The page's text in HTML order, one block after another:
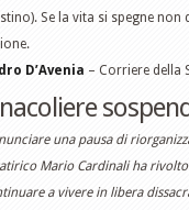
Se la vita si spegne
D’Avenia – Corriere della
una pausa di
Mario Cardinali ha
a vivere in libera